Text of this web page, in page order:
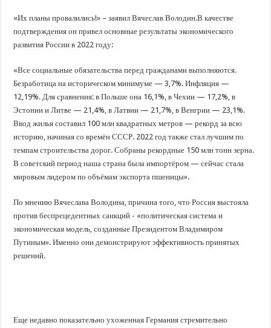
«Их планы провалились!» – заявил Вячеслав Володин.В качестве
подтверждения он привел основные результаты экономического
развития России в 2022 году:
«Все социальные обязательства перед гражданами выполняются.
Безработица на историческом минимуме — 3,7%. Инфляция —
12,19%. Для сравнения: в Польше она 16,1%, в Чехии — 17,2%, в
Эстонии и Литве — 21,4%, в Латвии — 21,7%, в Венгрии — 23,1%.
Ввод жилья составил 100 млн квадратных метров — рекорд за всю
историю, начиная со времён СССР. 2022 год также стал лучшим по
темпам строительства дорог. Собраны рекордные 150 млн тонн зерна.
В советский период наша страна была импортёром — сейчас стала
мировым лидером по объёмам экспорта пшеницы».
По мнению Вячеслава Володина, причина того, что Россия выстояла
против беспрецедентных санкций - «политическая система и
экономическая модель, созданные Президентом Владимиром
Путиным». Именно они демонстрируют эффективность принятых
решений.
Еще недавно показательно ухоженная Германия стремительно